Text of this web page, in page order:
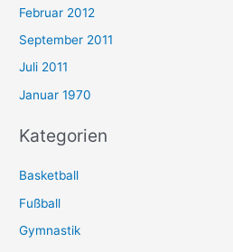
Februar 2012
September 2011
Juli 2011
Januar 1970
Kategorien
Basketball
Fußball
Gymnastik